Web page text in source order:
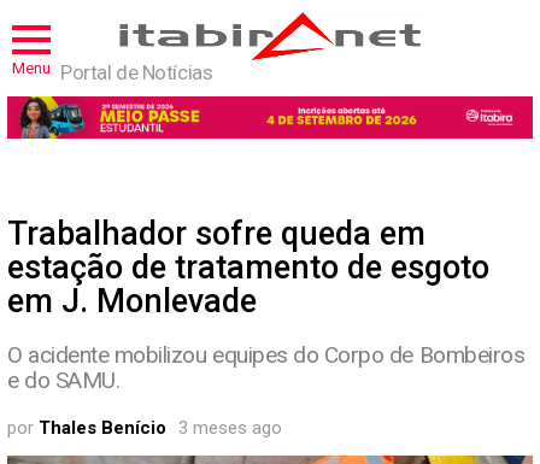
Menu Portal de Notícias
Trabalhador sofre queda em
estação de tratamento de esgoto
em J. Monlevade
O acidente mobilizou equipes do Corpo de Bombeiros
e do SAMU.
por Thales Benício 3 meses ago